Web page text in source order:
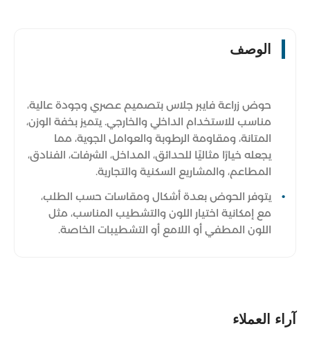
الوصف
حوض زراعة فايبر جلاس بتصميم عصري وجودة عالية،
مناسب للاستخدام الداخلي والخارجي. يتميز بخفة الوزن،
المتانة، ومقاومة الرطوبة والعوامل الجوية، مما
يجعله خيارًا مثاليًا للحدائق، المداخل، الشرفات، الفنادق،
المطاعم، والمشاريع السكنية والتجارية.
يتوفر الحوض بعدة أشكال ومقاسات حسب الطلب،
مع إمكانية اختيار اللون والتشطيب المناسب، مثل
اللون المطفي أو اللامع أو التشطيبات الخاصة.
آراء العملاء